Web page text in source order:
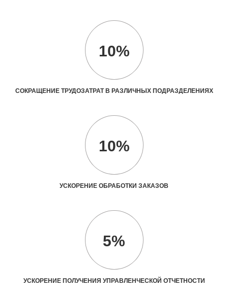
10%
СОКРАЩЕНИЕ ТРУДОЗАТРАТ В РАЗЛИЧНЫХ ПОДРАЗДЕЛЕНИЯХ
10%
УСКОРЕНИЕ ОБРАБОТКИ ЗАКАЗОВ
5%
УСКОРЕНИЕ ПОЛУЧЕНИЯ УПРАВЛЕНЧЕСКОЙ ОТЧЕТНОСТИ